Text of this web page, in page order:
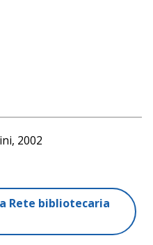
2002
Rete bibliotecaria